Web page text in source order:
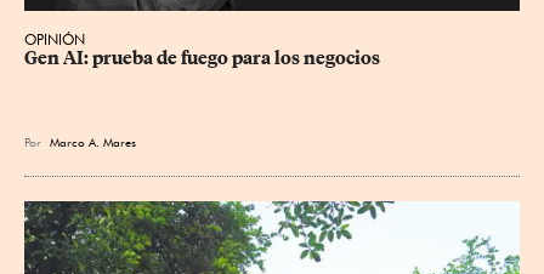
OPINIÓN
Gen AI: prueba de fuego para los negocios
Por Marco A. Mares